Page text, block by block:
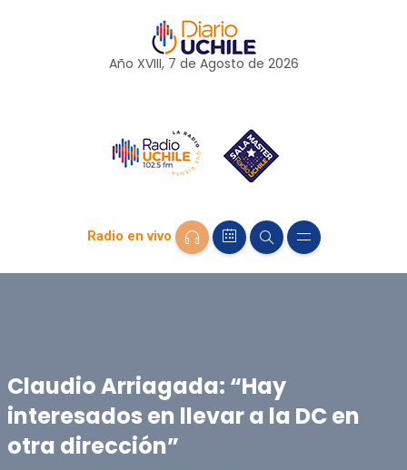
Año XVIII, 7 de Agosto de 2026
Radio en vivo
Claudio Arriagada: “Hay
interesados en llevar a la DC en
otra dirección”